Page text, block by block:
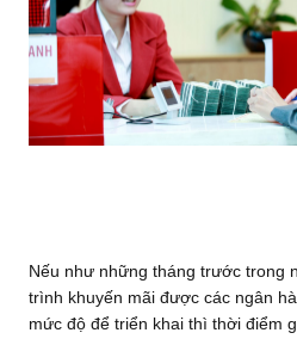
Nếu như những tháng trước trong
trình khuyến mãi được các ngân
mức độ để triển khai thì thời điểm